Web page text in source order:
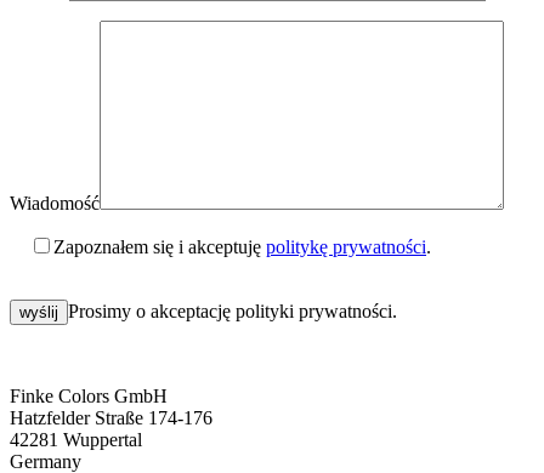
Wiadomość
Zapoznałem się i akceptuję politykę prywatności.
leave
Prosimy o akceptację polityki prywatności.
Finke Colors GmbH
Hatzfelder Straße 174-176
42281 Wuppertal
Germany